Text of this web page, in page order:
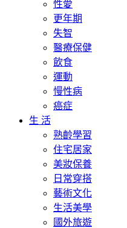
性愛
更年期
失智
醫療保健
飲食
運動
慢性病
癌症
生 活
熟齡學習
住宅居家
美妝保養
日常穿搭
藝術文化
生活美學
國外旅遊